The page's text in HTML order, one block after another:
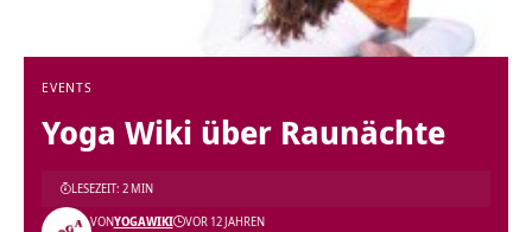
EVENTS
Yoga Wiki über Raunächte
VONYOGAWIKI VOR 12 JAHREN
LESEZEIT: 2 MIN